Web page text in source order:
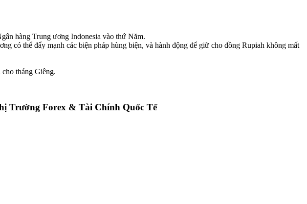
hàng Trung ương Indonesia vào thứ Năm.
có thể đẩy mạnh các biện pháp hùng biện, và hành động để giữ cho đồng Rupiah không mất
tháng Giêng.
Trường Forex & Tài Chính Quốc Tế